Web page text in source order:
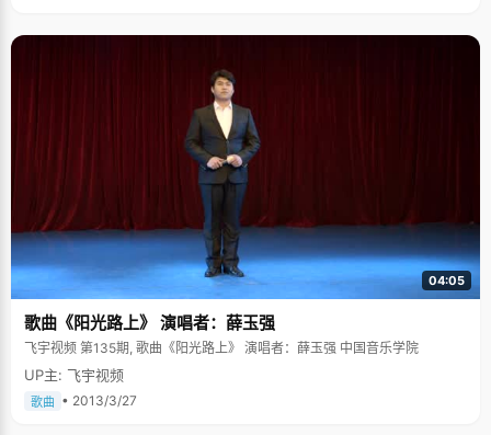
好吃的呀"说罢，唱丽娜哈哈笑起来。 除了怕批评，唱丽娜在渴望得到表扬上
也是不遗余力的。唱丽娜的爸爸下班之后喜欢看看小说，唱丽娜就会粘着爸
爸给自己读上几段，心里边暗暗的背下来，然后出去讲给邻居阿姨们听，用
稚嫩的童音把哪些故事演绎得绘声绘色的。听到邻居阿姨在爸爸妈妈面前夸
奖自己"聪明，会背书"等等，小丽娜心里忍不住乐开了花，第二天又如法炮
制。虽然有些小虚荣的成分，但通过这样的方式，唱丽娜还真学了不少书。
上小学以后，为了得到老师和家人的表扬，唱丽娜也力争表现得十分让人满
意，"在课堂上全心全意的听讲，回到家以后先把老师留的作业做完了才吃
饭"，唱丽娜说，"那时候做什么事情都可以说是全力以赴了，就怕做不好，
家里人会批评。其实他们从来没有批评过我，就是我自己心里莫名其妙的有
这样的想法。" 我们与其说唱丽娜小时候的那些个小虚荣小面子有些不真实，
倒不如肯定一下她在这些小虚荣和小面子驱使下养成了循规蹈矩的性格以及
做事认真全力以赴的态度，唱丽娜也承认，除了刚开始有些不懂事的虚荣
外，那些因此而养成的做事习惯让自己受益匪浅，可以说是歪打正着 。 "那
老头"、"那老太" "那老头"、"那老太"是唱丽娜偶尔兴起或者耍小脾气时候对
自己爸爸妈妈的称呼，听起来有些奇怪但却又不乏亲切，这就取决于叫的人
的感情如何了。在唱丽娜家里，这代表了一种轻松和睦的家庭氛围和亲昵的
关系。 唱丽娜出生那年，爸爸已经过了不惑之年了，在中国也算得上是老来
得子了。因此，唱丽娜在家里是相当受宠的，爸妈不但在生活上给予了无微
不至的关心照顾，而且从来不以长辈的身份示威，尤其是唱丽娜的爸爸，如
04:05
歌曲《阳光路上》 演唱者：薛玉强
飞宇视频 第135期, 歌曲《阳光路上》 演唱者：薛玉强 中国音乐学院
UP主: 飞宇视频
歌曲 • 2013/3/27